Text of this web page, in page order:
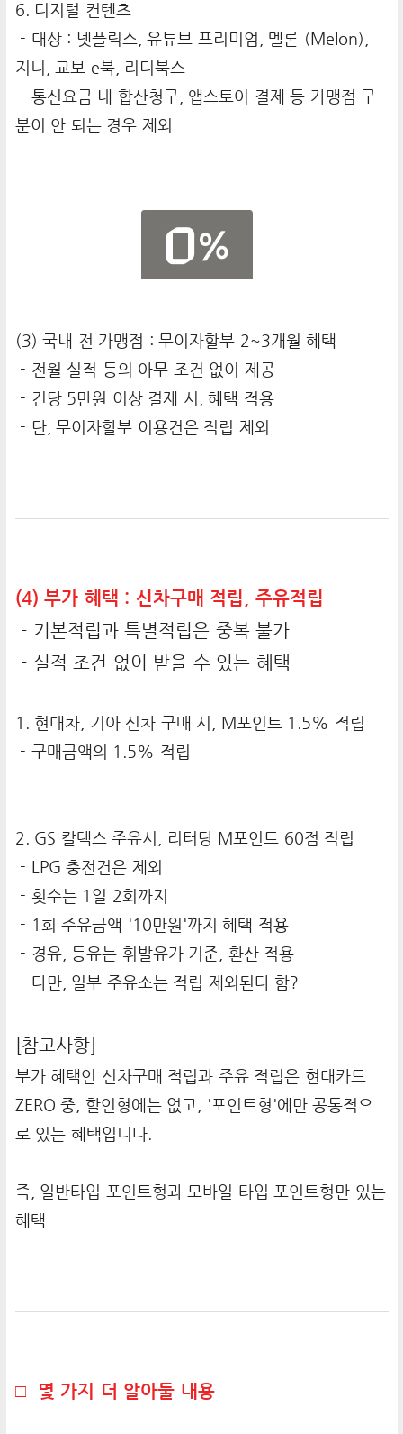
6. 디지털 컨텐츠
- 대상 : 넷플릭스, 유튜브 프리미엄, 멜론 (Melon),
지니, 교보 e북, 리디북스
- 통신요금 내 합산청구, 앱스토어 결제 등 가맹점 구
분이 안 되는 경우 제외
(3) 국내 전 가맹점 : 무이자할부 2~3개월 혜택
- 전월 실적 등의 아무 조건 없이 제공
- 건당 5만원 이상 결제 시, 혜택 적용
- 단, 무이자할부 이용건은 적립 제외
(4) 부가 혜택 : 신차구매 적립, 주유적립
- 기본적립과 특별적립은 중복 불가
- 실적 조건 없이 받을 수 있는 혜택
1. 현대차, 기아 신차 구매 시, M포인트 1.5% 적립
- 구매금액의 1.5% 적립
2. GS 칼텍스 주유시, 리터당 M포인트 60점 적립
- LPG 충전건은 제외
- 횟수는 1일 2회까지
- 1회 주유금액 '10만원'까지 혜택 적용
- 경유, 등유는 휘발유가 기준, 환산 적용
- 다만, 일부 주유소는 적립 제외된다 함?
[참고사항]
부가 혜택인 신차구매 적립과 주유 적립은 현대카드
ZERO 중, 할인형에는 없고, '포인트형'에만 공통적으
로 있는 혜택입니다.
즉, 일반타입 포인트형과 모바일 타입 포인트형만 있는
혜택
□ 몇 가지 더 알아둘 내용